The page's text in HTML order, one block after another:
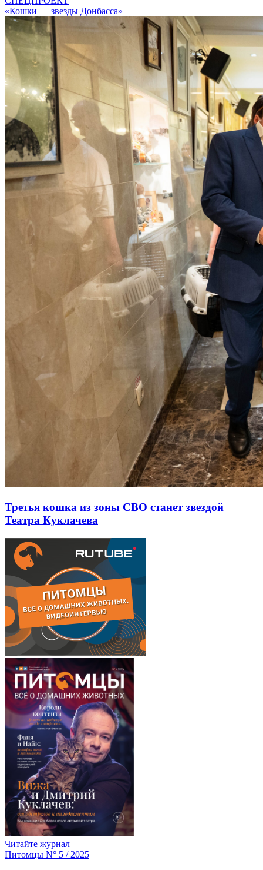
«Кошки — звезды Донбасса»
Третья кошка из зоны СВО станет звездой
Театра Куклачева
Читайте журнал
Питомцы N° 5 / 2025